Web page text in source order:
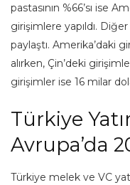
pastasının %66’sı ise
girişimlere yapıldı.
paylaştı. Amerika’daki
alırken, Çin’deki
girişimler ise 16 milar
Türkiye
Avrupa’da
Türkiye melek ve VC